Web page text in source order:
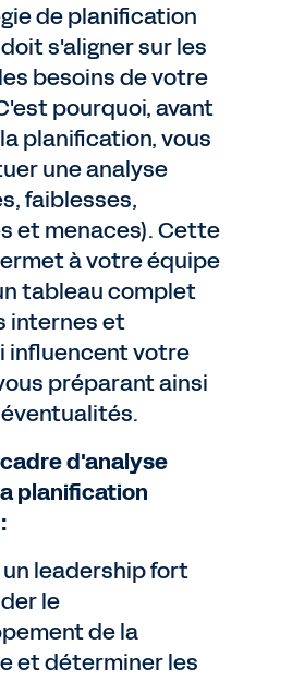
de planification
s'aligner sur les
besoins de votre
pourquoi, avant
planification, vous
une analyse
faiblesses,
et menaces). Cette
à votre équipe
tableau complet
internes et
influencent votre
préparant ainsi
d'analyse
planification
un leadership fort
le
de la
et déterminer les